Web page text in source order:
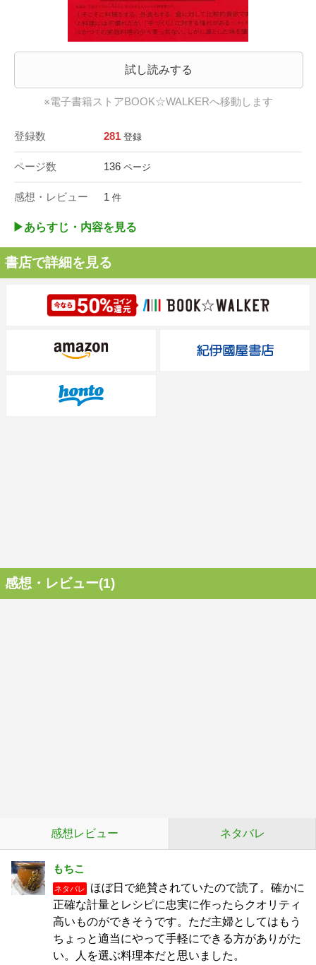
試し読みする
※電子書籍ストアBOOK☆WALKERへ移動します
登録数 281 登録
ページ数 136 ページ
感想・レビュー 1 件
▶︎あらすじ・内容を見る
書店で詳細を見る
感想・レビュー(1)
感想レビュー ネタバレ
もちこ
ネタバレ
ほぼ日で絶賛されていたので読了。確かに
正確な計量とレシピに忠実に作ったらクオリティ
高いものができそうです。ただ主婦としてはもう
ちょっと適当にやって手軽にできる方がありがた
い。人を選ぶ料理本だと思いました。